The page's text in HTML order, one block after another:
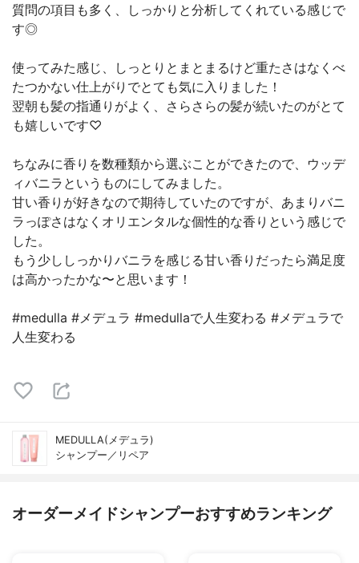
質問の項目も多く、しっかりと分析してくれている感じで
す◎
使ってみた感じ、しっとりとまとまるけど重たさはなくべ
たつかない仕上がりでとても気に入りました！
翌朝も髪の指通りがよく、さらさらの髪が続いたのがとて
も嬉しいです♡
ちなみに香りを数種類から選ぶことができたので、ウッデ
ィバニラというものにしてみました。
甘い香りが好きなので期待していたのですが、あまりバニ
ラっぽさはなくオリエンタルな個性的な香りという感じで
した。
もう少ししっかりバニラを感じる甘い香りだったら満足度
は高かったかな〜と思います！
#medulla #メデュラ #medullaで人生変わる #メデュラで
人生変わる
MEDULLA(メデュラ)
シャンプー／リペア
オーダーメイドシャンプーおすすめランキング